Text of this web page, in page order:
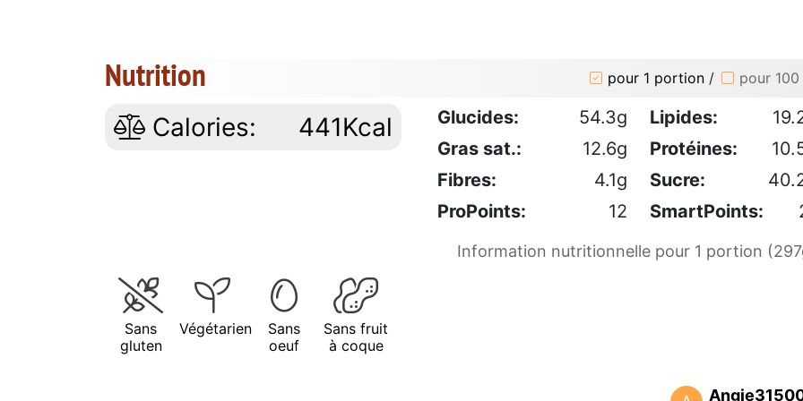
Nutrition pour 1 portion / pour 100
Calories: 441Kcal Glucides: 54.3g Lipides:
Gras sat.:
12.6g Protéines:
Fibres:
4.1g Sucre:
ProPoints:
12 SmartPoints:
Information nutritionnelle pour 1 portion
Sans
gluten
Végétarien
Sans
oeuf
Sans fruit
à coque